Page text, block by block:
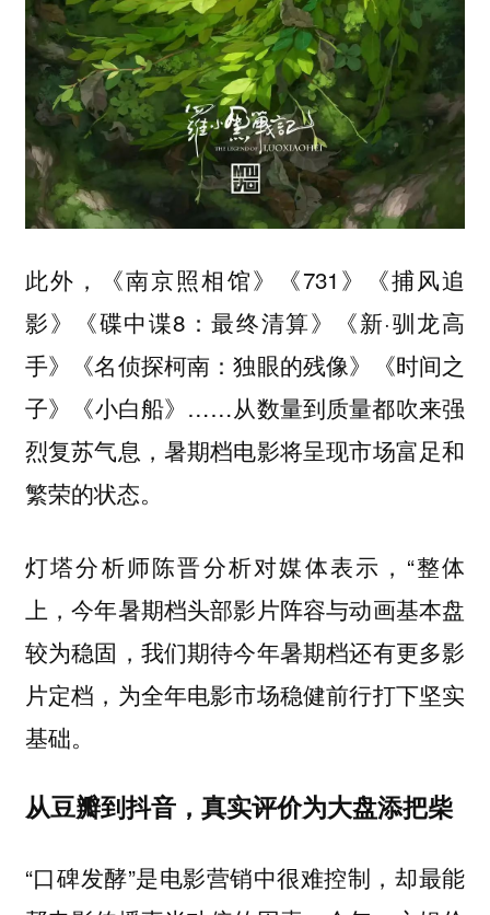
此外，《南京照相馆》《731》《捕风追
影》《碟中谍8：最终清算》《新·驯龙高
手》《名侦探柯南：独眼的残像》《时间之
子》《小白船》……从数量到质量都吹来强
烈复苏气息，暑期档电影将呈现市场富足和
繁荣的状态。
灯塔分析师陈晋分析对媒体表示，“整体
上，今年暑期档头部影片阵容与动画基本盘
较为稳固，我们期待今年暑期档还有更多影
片定档，为全年电影市场稳健前行打下坚实
基础。
从豆瓣到抖音，真实评价为大盘添把柴
“口碑发酵”是电影营销中很难控制，却最能